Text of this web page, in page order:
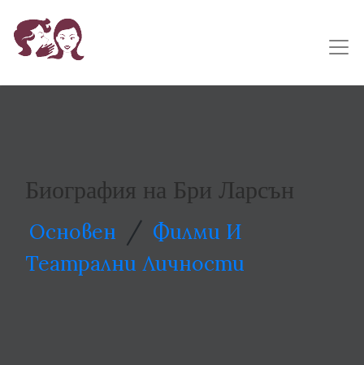
Биография на Бри Ларсън
Основен / Филми И
Театрални Личности